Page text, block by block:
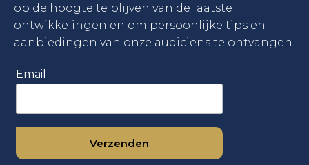
op de hoogte te blijven van de laatste
ontwikkelingen en om persoonlijke tips en
aanbiedingen van onze audiciens te ontvangen.
Email